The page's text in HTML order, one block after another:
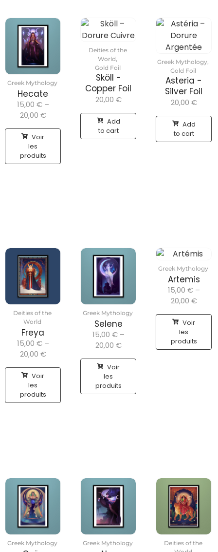
Greek Mythology
Hecate
15,00 € –
20,00 €
Voir
les
produits
Deities of the
World,
Gold Foil
Sköll -
Copper Foil
20,00 €
Add
to cart
Greek Mythology,
Gold Foil
Asteria -
Silver Foil
20,00 €
Add
to cart
Deities of the
World
Freya
15,00 € –
20,00 €
Voir
les
produits
Greek Mythology
Selene
15,00 € –
20,00 €
Voir
les
produits
Greek Mythology
Artemis
15,00 € –
20,00 €
Voir
les
produits
Greek Mythology Greek Mythology
Deities of the